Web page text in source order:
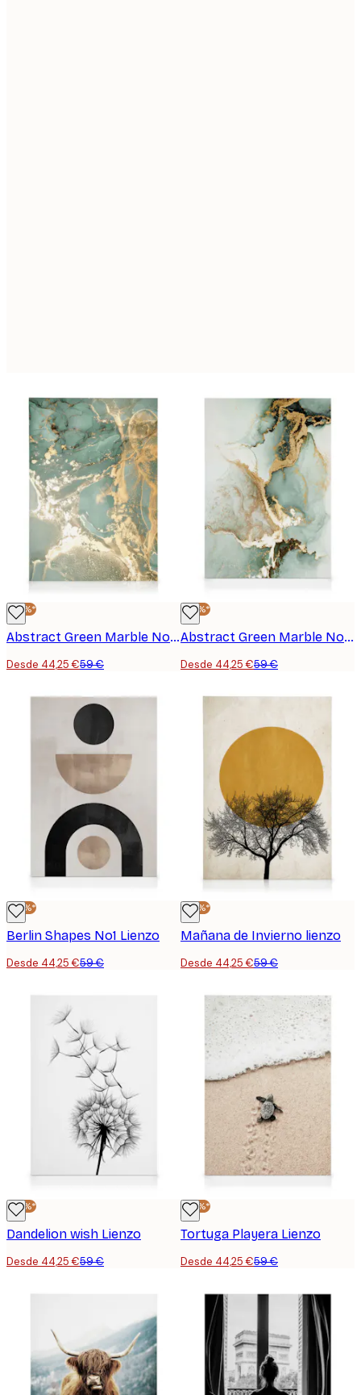
-25%*
Abstract Green Marble No1 Lienzo
Desde 44,25 €59 €
-25%*
Abstract Green Marble No2 Lienzo
Desde 44,25 €59 €
-25%*
Berlin Shapes No1 Lienzo
Desde 44,25 €59 €
-25%*
Mañana de Invierno lienzo
Desde 44,25 €59 €
-25%*
Dandelion wish Lienzo
Desde 44,25 €59 €
-25%*
Tortuga Playera Lienzo
Desde 44,25 €59 €